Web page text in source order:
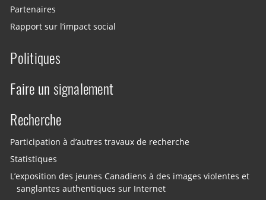
Partenaires
Rapport sur l’impact social
Politiques
Faire un signalement
Recherche
Participation à d’autres travaux de recherche
Statistiques
L’exposition des jeunes Canadiens à des images violentes et
sanglantes authentiques sur Internet